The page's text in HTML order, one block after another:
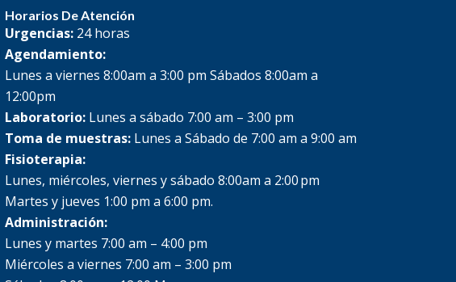
Horarios De Atención
Urgencias:24 horas
Agendamiento:
Lunes a viernes 8:00am a 3:00 pm Sábados 8:00am a
12:00pm
Laboratorio:Lunes a sábado 7:00 am – 3:00 pm
Toma de muestras: Lunes a Sábado de 7:00 am a 9:00 am
Fisioterapia:
Lunes, miércoles, viernes y sábado 8:00am a 2:00 pm
Martes y jueves 1:00 pm a 6:00 pm.
Administración:
Lunes y martes 7:00 am – 4:00 pm
Miércoles a viernes 7:00 am – 3:00 pm